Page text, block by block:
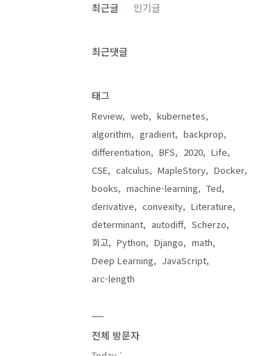
최근글 인기글
최근댓글
태그
Review web
kubernetes
algorithm
gradient
backprop
differentiation
BFS 2020
Life
CSE
calculus MapleStory
Docker
books
machine-learning
Ted
derivative
convexity
Literature
determinant
autodiff
Scherzo
회고
Python Django
math
Deep Learning
JavaScript
arc-length
전체 방문자